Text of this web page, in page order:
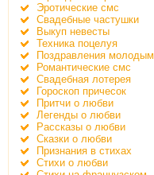
Эротические смс
Свадебные частушки
Выкуп невесты
Техника поцелуя
Поздравления молодым
Романтические смс
Свадебная лотерея
Гороскоп причесок
Притчи о любви
Легенды о любви
Рассказы о любви
Сказки о любви
Признания в стихах
Стихи о любви